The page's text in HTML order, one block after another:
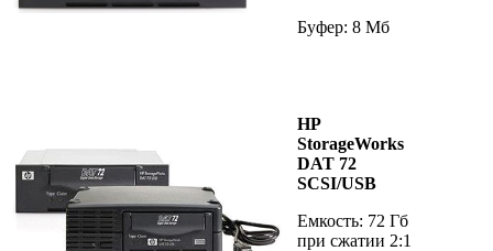
Буфер: 8 Мб
HP
StorageWorks
DAT 72
SCSI/USB
Емкость: 72 Гб
при сжатии 2:1